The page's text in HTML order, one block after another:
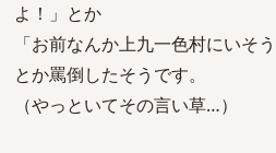
よ！」とか
「お前なんか上九一色村にいそ
とか罵倒したそうです。
（やっといてその言い草…）